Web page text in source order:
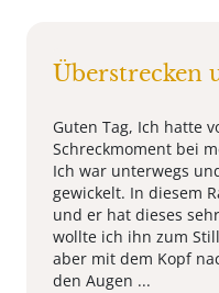
Überstrecken
Guten Tag, Ich hatte
Schreckmoment bei
Ich war unterwegs
gewickelt. In diesem
und er hat dieses
wollte ich ihn zum
aber mit dem Kopf
den Augen ...